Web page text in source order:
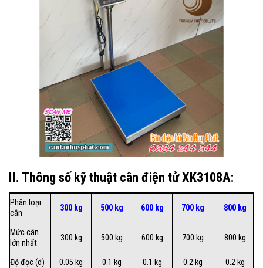
II. Thông số kỹ thuật cân điện tử XK3108A:
Phân loại
cân
300 kg 500 kg 600 kg 700 kg 800 kg
Mức cân
lớn nhất
300 kg 500 kg 600 kg 700 kg 800 kg
Độ đọc (d) 0.05 kg 0.1 kg 0.1 kg 0.2 kg
0.2 kg